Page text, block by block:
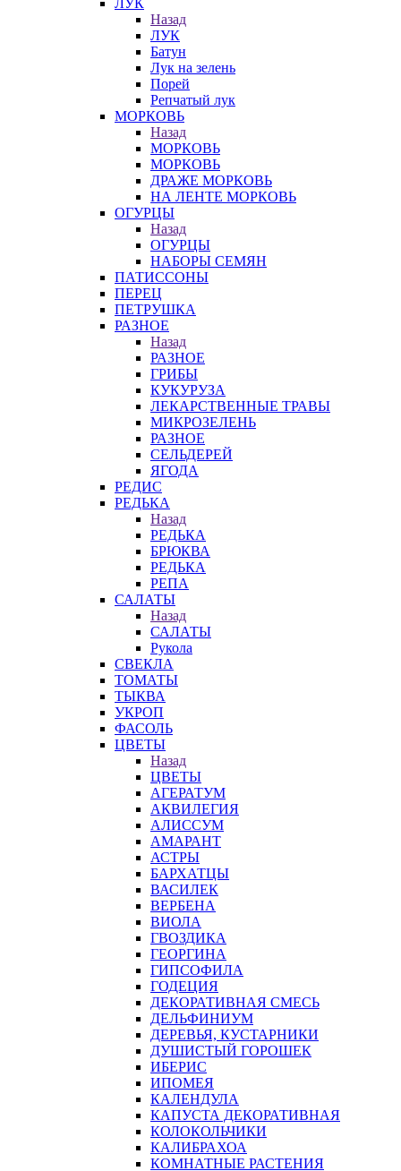
ЛУК
Назад
ЛУК
Батун
Лук на зелень
Порей
Репчатый лук
МОРКОВЬ
Назад
МОРКОВЬ
МОРКОВЬ
ДРАЖЕ МОРКОВЬ
НА ЛЕНТЕ МОРКОВЬ
ОГУРЦЫ
Назад
ОГУРЦЫ
НАБОРЫ СЕМЯН
ПАТИССОНЫ
ПЕРЕЦ
ПЕТРУШКА
РАЗНОЕ
Назад
РАЗНОЕ
ГРИБЫ
КУКУРУЗА
ЛЕКАРСТВЕННЫЕ ТРАВЫ
МИКРОЗЕЛЕНЬ
РАЗНОЕ
СЕЛЬДЕРЕЙ
ЯГОДА
РЕДИС
РЕДЬКА
Назад
РЕДЬКА
БРЮКВА
РЕДЬКА
РЕПА
САЛАТЫ
Назад
САЛАТЫ
Рукола
СВЕКЛА
ТОМАТЫ
ТЫКВА
УКРОП
ФАСОЛЬ
ЦВЕТЫ
Назад
ЦВЕТЫ
АГЕРАТУМ
АКВИЛЕГИЯ
АЛИССУМ
АМАРАНТ
АСТРЫ
БАРХАТЦЫ
ВАСИЛЕК
ВЕРБЕНА
ВИОЛА
ГВОЗДИКА
ГЕОРГИНА
ГИПСОФИЛА
ГОДЕЦИЯ
ДЕКОРАТИВНАЯ СМЕСЬ
ДЕЛЬФИНИУМ
ДЕРЕВЬЯ, КУСТАРНИКИ
ДУШИСТЫЙ ГОРОШЕК
ИБЕРИС
ИПОМЕЯ
КАЛЕНДУЛА
КАПУСТА ДЕКОРАТИВНАЯ
КОЛОКОЛЬЧИКИ
КАЛИБРАХОА
КОМНАТНЫЕ РАСТЕНИЯ